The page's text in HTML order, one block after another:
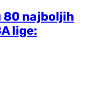
80 najboljih
lige: